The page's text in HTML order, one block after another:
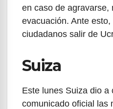
en caso de agravarse,
evacuación. Ante
ciudadanos salir de
Suiza
Este lunes Suiza dio a
comunicado oficial las